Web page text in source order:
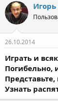
26.10.2014
Играть и
Погибельно,
Узнать